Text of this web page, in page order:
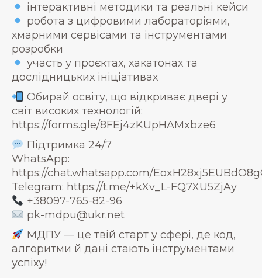
інтерактивні методики та реальні кейси
робота з цифровими лабораторіями,
хмарними сервісами та інструментами
розробки
участь у проєктах, хакатонах та
дослідницьких ініціативах
Обирай освіту, що відкриває двері у
світ високих технологій:
https://forms.gle/8FEj4zKUpHAMxbze6
Підтримка 24/7
WhatsApp:
https://chat.whatsapp.com/
Telegram: https://t.me/+kXv_L-FQ7XU5ZjAy
+38097-765-82-96
pk-mdpu@ukr.net
МДПУ — це твій старт у сфері, де код,
алгоритми й дані стають інструментами
успіху!